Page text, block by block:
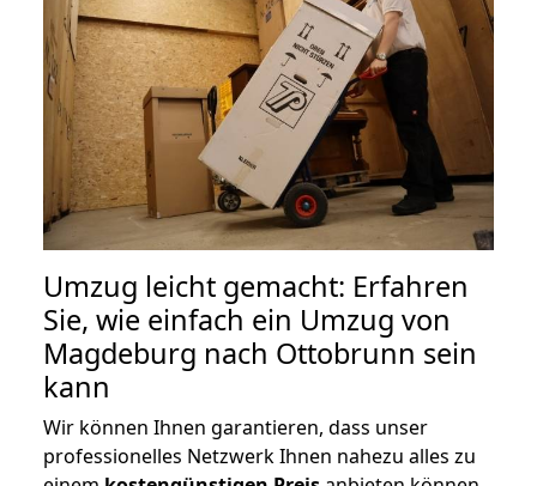
Umzug leicht gemacht: Erfahren
Sie, wie einfach ein Umzug von
Magdeburg nach Ottobrunn sein
kann
Wir können Ihnen garantieren, dass unser
professionelles Netzwerk Ihnen nahezu alles zu